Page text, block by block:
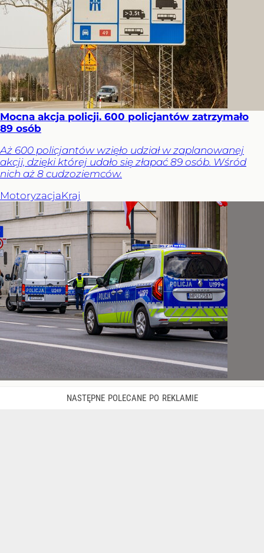
Mocna akcja policji. 600 policjantów zatrzymało
89 osób
Aż 600 policjantów wzięło udział w zaplanowanej
akcji, dzięki której udało się złapać 89 osób. Wśród
nich aż 8 cudzoziemców.
MotoryzacjaKraj